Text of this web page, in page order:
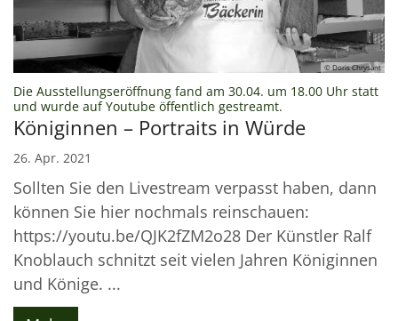
© Doris Chrysant
Die Ausstellungseröffnung fand am 30.04. um 18.00 Uhr statt
und wurde auf Youtube öffentlich gestreamt.
Königinnen – Portraits in Würde
26. Apr. 2021
Sollten Sie den Livestream verpasst haben, dann
können Sie hier nochmals reinschauen:
https://youtu.be/QJK2fZM2o28 Der Künstler Ralf
Knoblauch schnitzt seit vielen Jahren Königinnen
und Könige. ...